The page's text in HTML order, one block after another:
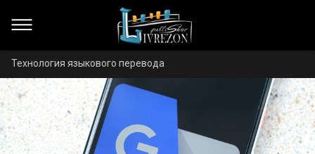
Технология языкового перевода